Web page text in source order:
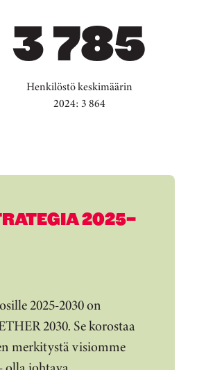
3 785
Henkilöstö keskimäärin
2024: 3 864
2025–
2025-2030 on
2030. Se korostaa
merkitystä visiomme